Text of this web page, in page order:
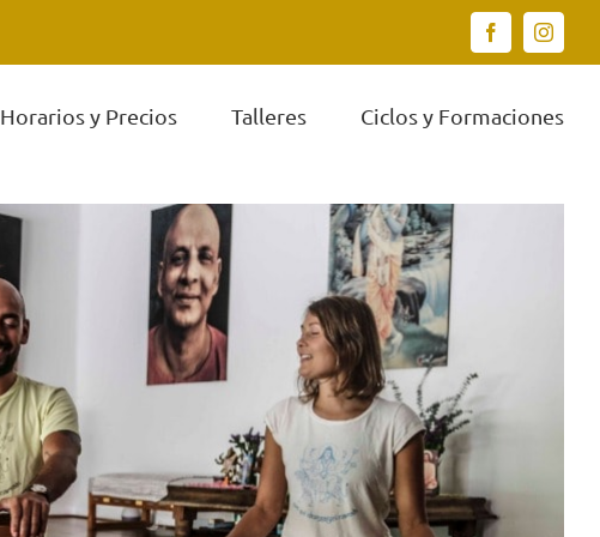
Facebook
Horarios y Precios Talleres Ciclos y Formaciones